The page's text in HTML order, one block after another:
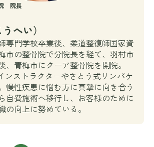
院長
へい）
専門学校卒業後、柔道整復師国家資
市の整骨院で分院長を経て、羽村市
、青梅市にクーア整骨院を開院。
ンストラクターやさとう式リンパケ
慢性疾患に悩む方に真摯に向き合う
自費施術へ移行し、お客様のために
の向上に努めている。